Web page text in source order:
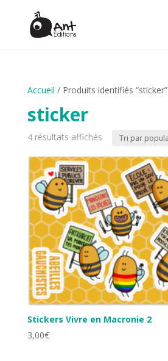
Accueil / Produits identifiés “sticker”
sticker
4 résultats affichésTrié
popularité
Stickers Vivre en Macronie 2
3,00€